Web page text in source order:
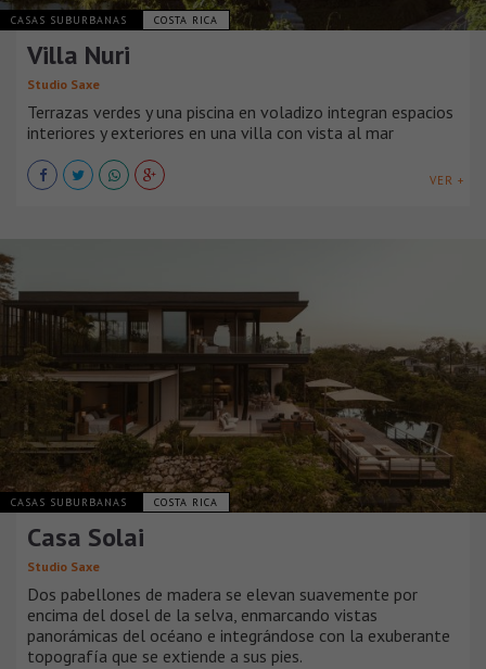
CASAS SUBURBANAS COSTA RICA
Villa Nuri
Studio Saxe
Terrazas verdes y una piscina en voladizo integran espacios
interiores y exteriores en una villa con vista al mar
VER +
CASAS SUBURBANAS COSTA RICA
Casa Solai
Studio Saxe
Dos pabellones de madera se elevan suavemente por
encima del dosel de la selva, enmarcando vistas
panorámicas del océano e integrándose con la exuberante
topografía que se extiende a sus pies.